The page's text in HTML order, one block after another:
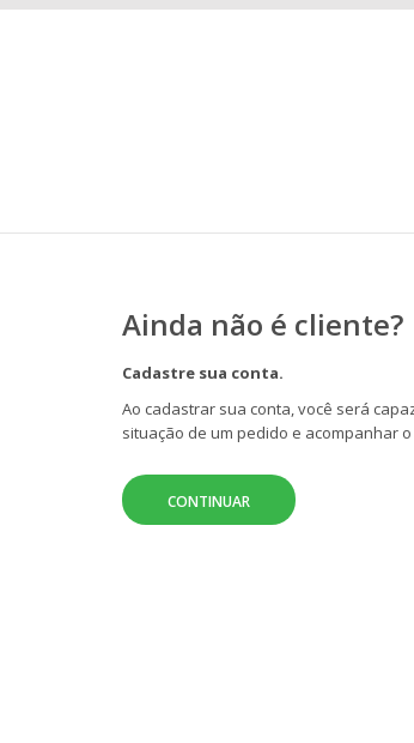
Ainda não é cliente?
Cadastre sua conta.
Ao cadastrar sua conta, você será
situação de um pedido e acompanhar
CONTINUAR